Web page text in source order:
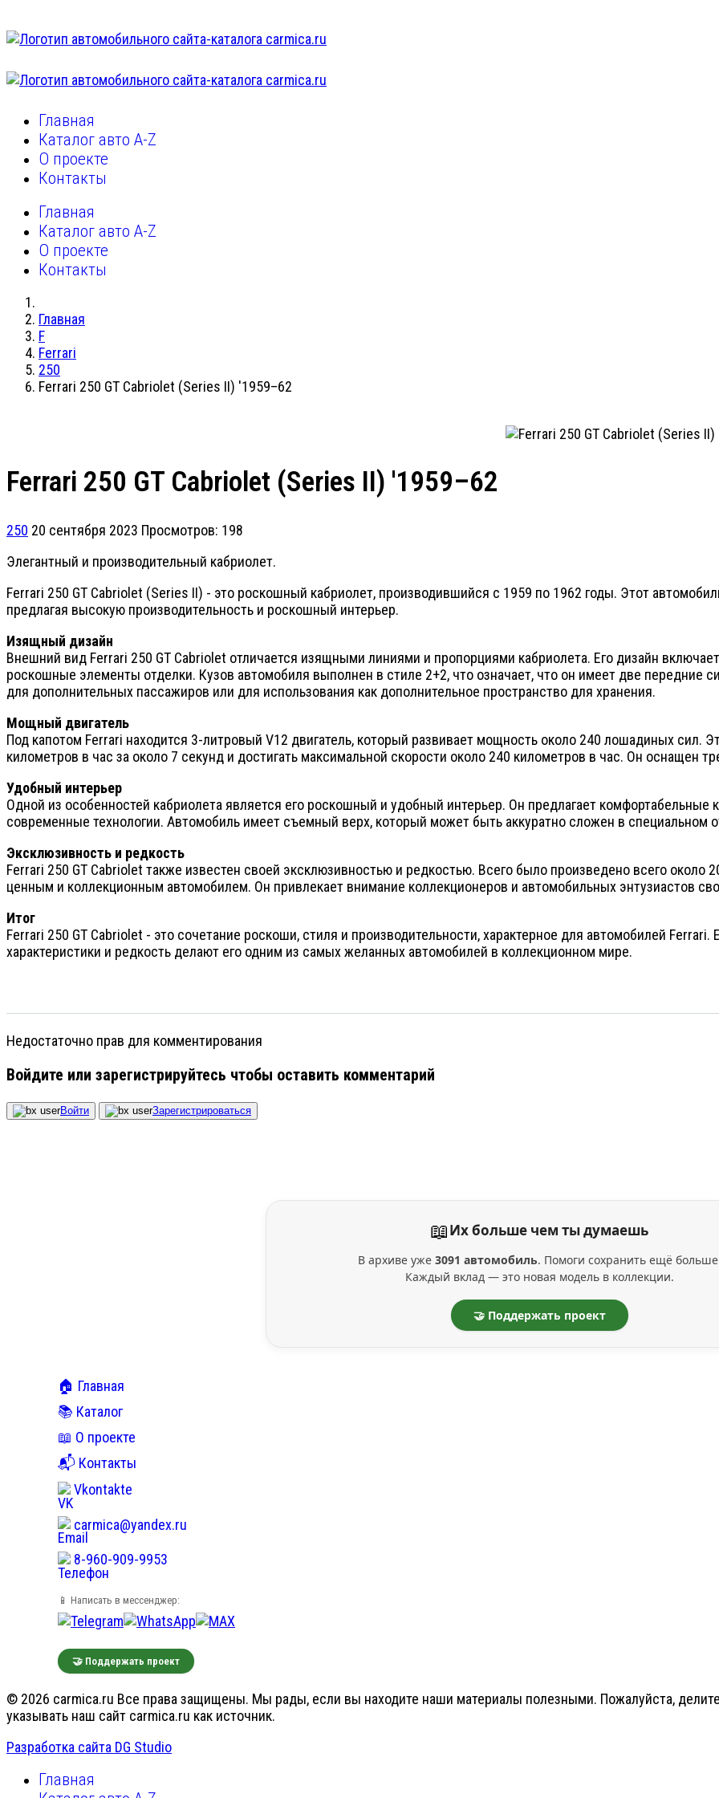
Главная
Каталог авто A-Z
О проекте
Контакты
Главная
Каталог авто A-Z
О проекте
Контакты
Главная
F
Ferrari
250
Ferrari 250 GT Cabriolet (Series II) '1959–62
Ferrari 250 GT Cabriolet (Series II) '1959–62
250 20 сентября 2023 Просмотров: 198
Элегантный и производительный кабриолет.
Ferrari 250 GT Cabriolet (Series II) - это роскошный кабриолет, производившийся с 1959 по 1962 годы. Этот
предлагая высокую производительность и роскошный интерьер.
Изящный дизайн
Внешний вид Ferrari 250 GT Cabriolet отличается изящными линиями и пропорциями кабриолета. Его дизайн
роскошные элементы отделки. Кузов автомобиля выполнен в стиле 2+2, что означает, что он имеет две передние
для дополнительных пассажиров или для использования как дополнительное пространство для хранения.
Мощный двигатель
Под капотом Ferrari находится 3-литровый V12 двигатель, который развивает мощность около 240 лошадиных сил.
километров в час за около 7 секунд и достигать максимальной скорости около 240 километров в час. Он оснащен
Удобный интерьер
Одной из особенностей кабриолета является его роскошный и удобный интерьер. Он предлагает
современные технологии. Автомобиль имеет съемный верх, который может быть аккуратно сложен в специальном
Эксклюзивность и редкость
Ferrari 250 GT Cabriolet также известен своей эксклюзивностью и редкостью. Всего было произведено всего около
ценным и коллекционным автомобилем. Он привлекает внимание коллекционеров и автомобильных энтузиастов
Итог
Ferrari 250 GT Cabriolet - это сочетание роскоши, стиля и производительности, характерное для автомобилей
характеристики и редкость делают его одним из самых желанных автомобилей в коллекционном мире.
Недостаточно прав для комментирования
Войдите или зарегистрируйтесь чтобы оставить комментарий
Войти Зарегистрироваться
📖Их больше чем ты думаешь
В архиве уже 3091 автомобиль. Помоги сохранить ещё
Каждый вклад — это новая модель в коллекции.
🤝 Поддержать проект
🏠 Главная
📚 Каталог
📖 О проекте
📬 Контакты
Vkontakte
carmica@yandex.ru
8-960-909-9953
📱 Написать в мессенджер:
🤝 Поддержать проект
© 2026 carmica.ru Все права защищены. Мы рады, если вы находите наши материалы полезными. Пожалуйста,
указывать наш сайт carmica.ru как источник.
Разработка сайта DG Studio
Главная